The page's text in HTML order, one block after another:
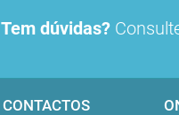
Tem dúvidas?
CONTACTOS